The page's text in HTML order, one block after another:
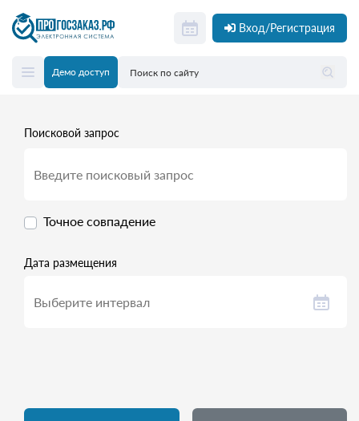
Вход/Регистрация
Демо доступ
Поисковой запрос
Точное совпадение
Дата размещения